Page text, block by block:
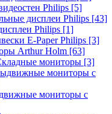
Philips [5]
дисплеи Philips [43]
Philips [1]
E-Paper Philips [3]
Arthur Holm [63]
мониторы [3]
мониторы с
мониторы с